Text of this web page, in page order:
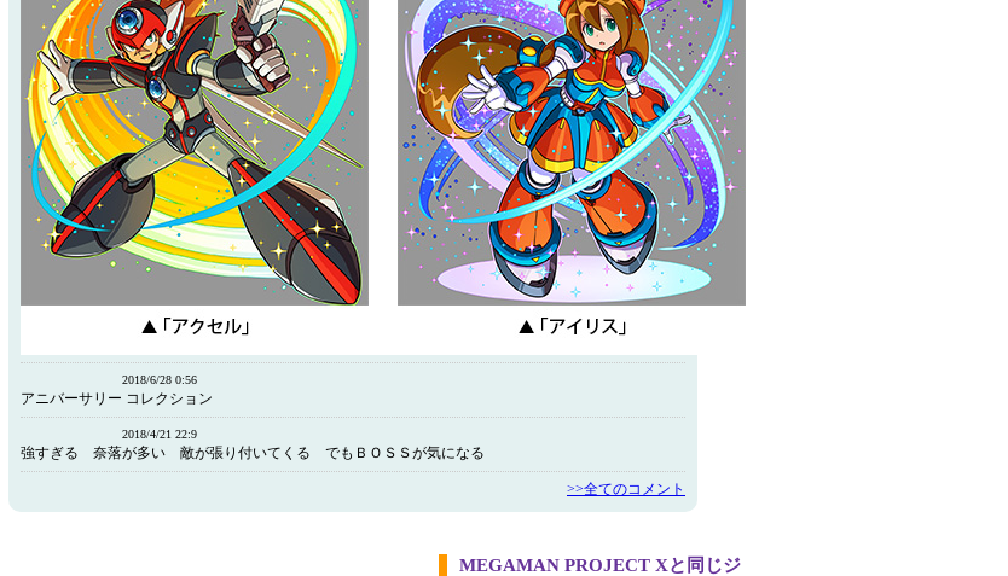
2018/6/28 0:56
アニバーサリー コレクション
2018/4/21 22:9
強すぎる 奈落が多い 敵が張り付いてくる でもＢＯＳＳが気になる
>>全てのコメント
MEGAMAN PROJECT Xと同じジ